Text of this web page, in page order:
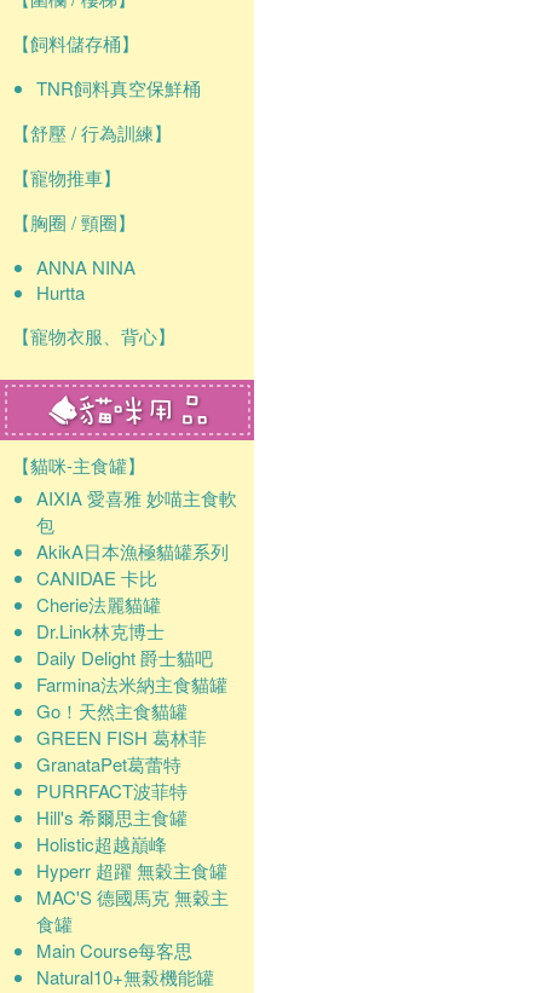
【飼料儲存桶】
TNR飼料真空保鮮桶
【舒壓 / 行為訓練】
【寵物推車】
【胸圈 / 頸圈】
ANNA NINA
Hurtta
【寵物衣服、背心】
【貓咪-主食罐】
AIXIA 愛喜雅 妙喵主食軟
包
AkikA日本漁極貓罐系列
CANIDAE 卡比
Cherie法麗貓罐
Dr.Link林克博士
Daily Delight 爵士貓吧
Farmina法米納主食貓罐
Go！天然主食貓罐
GREEN FISH 葛林菲
GranataPet葛蕾特
PURRFACT波菲特
Hill's 希爾思主食罐
Holistic超越巔峰
Hyperr 超躍 無穀主食罐
MAC'S 德國馬克 無穀主
食罐
Main Course每客思
Natural10+無榖機能罐